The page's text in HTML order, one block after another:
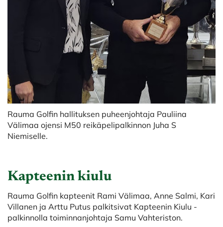
Rauma Golfin hallituksen puheenjohtaja Pauliina
Välimaa ojensi M50 reikäpelipalkinnon Juha S
Niemiselle.
Kapteenin kiulu
Rauma Golfin kapteenit Rami Välimaa, Anne Salmi, Kari
Villanen ja Arttu Putus palkitsivat Kapteenin Kiulu -
palkinnolla toiminnanjohtaja Samu Vahteriston.